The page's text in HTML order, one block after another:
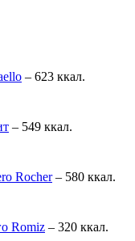
– 623 ккал.
– 549 ккал.
Rocher– 580 ккал.
Romiz – 320 ккал.